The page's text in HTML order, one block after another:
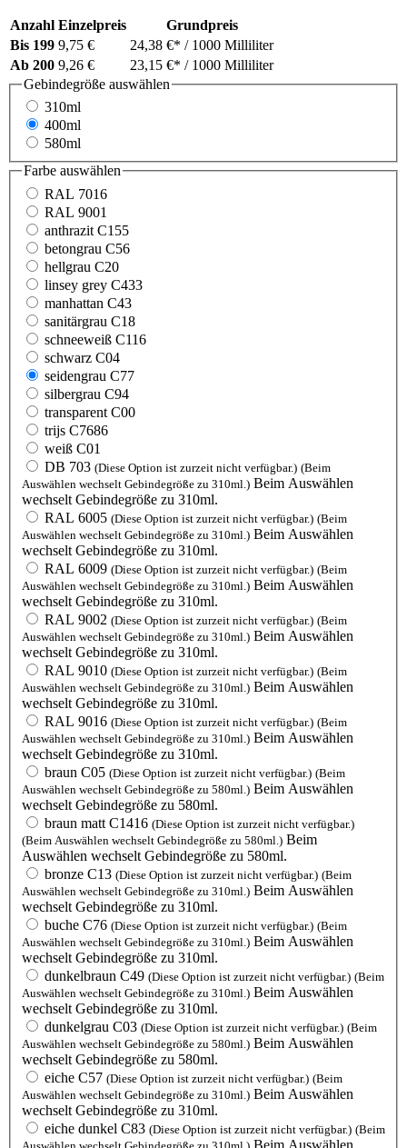
Anzahl Einzelpreis
Grundpreis
Bis 199 9,75 € 24,38 €* / 1000 Milliliter
Ab 200 9,26 € 23,15 €* / 1000 Milliliter
Gebindegröße auswählen
310ml
400ml
580ml
Farbe auswählen
RAL 7016
RAL 9001
anthrazit C155
betongrau C56
hellgrau C20
linsey grey C433
manhattan C43
sanitärgrau C18
schneeweiß C116
schwarz C04
seidengrau C77
silbergrau C94
transparent C00
trijs C7686
weiß C01
DB 703 (Diese Option ist zurzeit nicht verfügbar.) (Beim
Auswählen wechselt Gebindegröße zu 310ml.) Beim Auswählen
wechselt Gebindegröße zu 310ml.
RAL 6005 (Diese Option ist zurzeit nicht verfügbar.) (Beim
Auswählen wechselt Gebindegröße zu 310ml.) Beim Auswählen
wechselt Gebindegröße zu 310ml.
RAL 6009 (Diese Option ist zurzeit nicht verfügbar.) (Beim
Auswählen wechselt Gebindegröße zu 310ml.) Beim Auswählen
wechselt Gebindegröße zu 310ml.
RAL 9002 (Diese Option ist zurzeit nicht verfügbar.) (Beim
Auswählen wechselt Gebindegröße zu 310ml.) Beim Auswählen
wechselt Gebindegröße zu 310ml.
RAL 9010 (Diese Option ist zurzeit nicht verfügbar.) (Beim
Auswählen wechselt Gebindegröße zu 310ml.) Beim Auswählen
wechselt Gebindegröße zu 310ml.
RAL 9016 (Diese Option ist zurzeit nicht verfügbar.) (Beim
Auswählen wechselt Gebindegröße zu 310ml.) Beim Auswählen
wechselt Gebindegröße zu 310ml.
braun C05 (Diese Option ist zurzeit nicht verfügbar.) (Beim
Auswählen wechselt Gebindegröße zu 580ml.) Beim Auswählen
wechselt Gebindegröße zu 580ml.
braun matt C1416 (Diese Option ist zurzeit nicht verfügbar.)
(Beim Auswählen wechselt Gebindegröße zu 580ml.) Beim
Auswählen wechselt Gebindegröße zu 580ml.
bronze C13 (Diese Option ist zurzeit nicht verfügbar.) (Beim
Auswählen wechselt Gebindegröße zu 310ml.) Beim Auswählen
wechselt Gebindegröße zu 310ml.
buche C76 (Diese Option ist zurzeit nicht verfügbar.) (Beim
Auswählen wechselt Gebindegröße zu 310ml.) Beim Auswählen
wechselt Gebindegröße zu 310ml.
dunkelbraun C49 (Diese Option ist zurzeit nicht verfügbar.) (Beim
Auswählen wechselt Gebindegröße zu 310ml.) Beim Auswählen
wechselt Gebindegröße zu 310ml.
dunkelgrau C03 (Diese Option ist zurzeit nicht verfügbar.) (Beim
Auswählen wechselt Gebindegröße zu 580ml.) Beim Auswählen
wechselt Gebindegröße zu 580ml.
eiche C57 (Diese Option ist zurzeit nicht verfügbar.) (Beim
Auswählen wechselt Gebindegröße zu 310ml.) Beim Auswählen
wechselt Gebindegröße zu 310ml.
eiche dunkel C83 (Diese Option ist zurzeit nicht verfügbar.) (Beim
Beim Auswählen